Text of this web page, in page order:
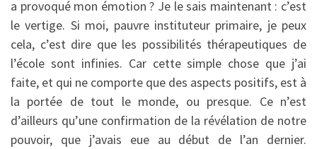
a provoqué mon émotion ? Je le sais maintenant : c’est
le vertige. Si moi, pauvre instituteur primaire, je peux
cela, c’est dire que les possibilités thérapeutiques de
l’école sont infinies. Car cette simple chose que j’ai
faite, et qui ne comporte que des aspects positifs, est à
la portée de tout le monde, ou presque. Ce n’est
d’ailleurs qu’une confirmation de la révélation de notre
pouvoir, que j’avais eue au début de l’an dernier.